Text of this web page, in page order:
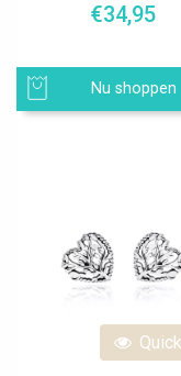
€34,95
Nu shoppen